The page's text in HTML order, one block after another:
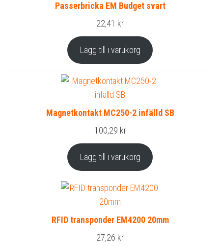
Passerbricka EM Budget svart
22,41 kr
Lägg till i varukorg
Magnetkontakt MC250-2 infälld SB
100,29 kr
Lägg till i varukorg
RFID transponder EM4200 20mm
27,26 kr